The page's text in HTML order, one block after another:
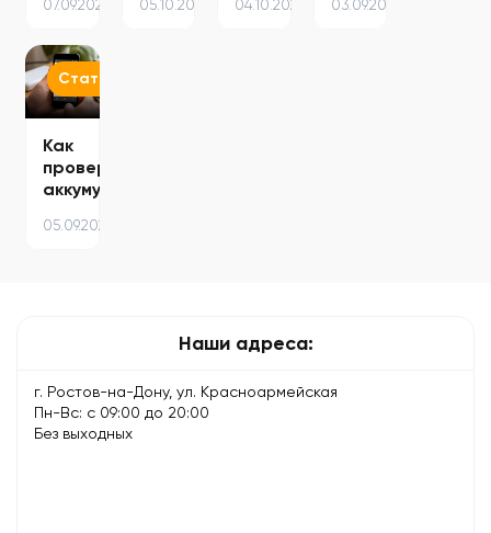
причин
решения
07.09.2025
без
05.10.2025
не
04.10.2025 03.09.2025
Статьи
Как
проверить
аккумулятор
без
05.09.2025
Наши адреса:
г. Ростов-на-Дону, ул. Красноармейская
Пн-Вс: с 09:00 до 20:00
Без выходных